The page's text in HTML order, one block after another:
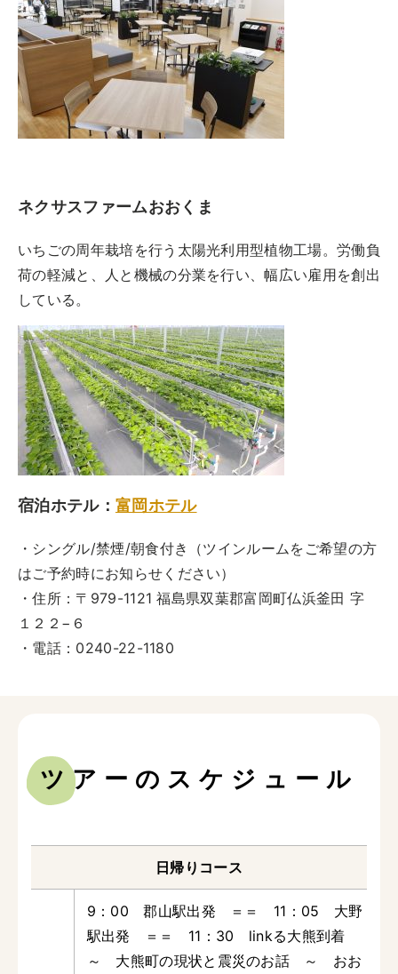
ネクサスファームおおくま
いちごの周年栽培を行う太陽光利用型植物工場。労働負
荷の軽減と、人と機械の分業を行い、幅広い雇用を創出
している。
宿泊ホテル： 富岡ホテル
・シングル/禁煙/朝食付き（ツインルームをご希望の方
はご予約時にお知らせください）
・住所：〒979-1121 福島県双葉郡富岡町仏浜釜田 字
１２２−６
・電話：0240-22-1180
ツアーのスケジュール
日帰りコース
9：00 郡山駅出発 ＝＝ 11：05 大野
駅出発 ＝＝ 11：30 linkる大熊到着
～ 大熊町の現状と震災のお話 ～ おお